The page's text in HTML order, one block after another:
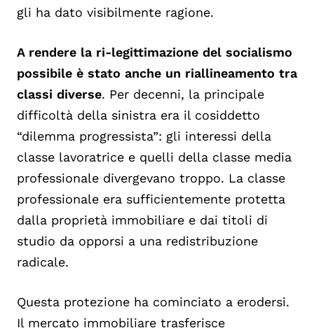
gli ha dato visibilmente ragione.
A rendere la ri-legittimazione del socialismo
possibile è stato anche un riallineamento tra
classi diverse. Per decenni, la principale
difficoltà della sinistra era il cosiddetto
“dilemma progressista”: gli interessi della
classe lavoratrice e quelli della classe media
professionale divergevano troppo. La classe
professionale era sufficientemente protetta
dalla proprietà immobiliare e dai titoli di
studio da opporsi a una redistribuzione
radicale.
Questa protezione ha cominciato a erodersi.
Il mercato immobiliare trasferisce